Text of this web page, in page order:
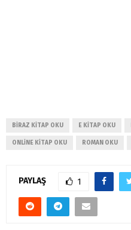
BIRAZ KITAP OKU E KITAP OKU
ONLINE KITAP OKU ROMAN OKU
PAYLAŞ 1